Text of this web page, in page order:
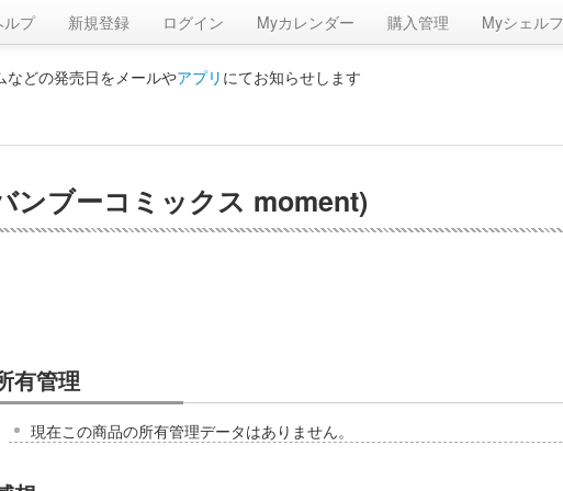
ルプ 新規登録 ログイン Myカレンダー 購入管理 Myシェルフ
などの発売日をメールやアプリ にてお知らせします
ンブーコミックス moment)
有管理
現在この商品の所有管理データはありません。